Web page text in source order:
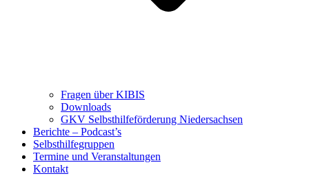
Fragen über KIBIS
Downloads
GKV Selbsthilfeförderung Niedersachsen
Berichte – Podcast’s
Selbsthilfegruppen
Termine und Veranstaltungen
Kontakt